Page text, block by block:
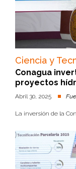
Ciencia y
Conagua
proyectos
Abril 30, 2025
La inversión de la